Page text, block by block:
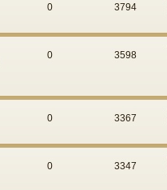
0 3794
0 3598
0 3367
0 3347